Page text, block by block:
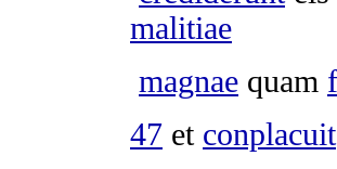
malitiae
magnae quam
47 et conplacuit